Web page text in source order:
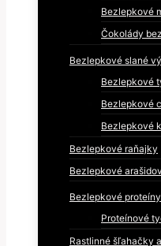
Bezlepkové
Čokolády
Bezlepkové slané
Bezlepkové
Bezlepkové
Bezlepkové
Bezlepkové raňajky
Bezlepkové
Bezlepkové proteíny
Proteínové
Rastlinné šľahačky